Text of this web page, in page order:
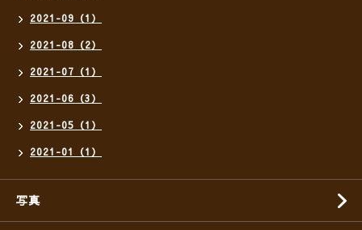
2021-09（1）
2021-08（2）
2021-07（1）
2021-06（3）
2021-05（1）
2021-01（1）
写真